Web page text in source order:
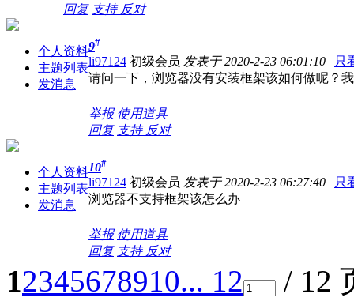
回复 支持 反对
个人资料
主题列表
发消息
9#
li97124 初级会员 发表于 2020-2-23 06:01:10 | 只
请问一下，浏览器没有安装框架该如何做呢？
举报 使用道具
回复 支持 反对
个人资料
主题列表
发消息
10#
li97124 初级会员 发表于 2020-2-23 06:27:40 | 只
浏览器不支持框架该怎么办
举报 使用道具
回复 支持 反对
12345678910... 12
/ 12